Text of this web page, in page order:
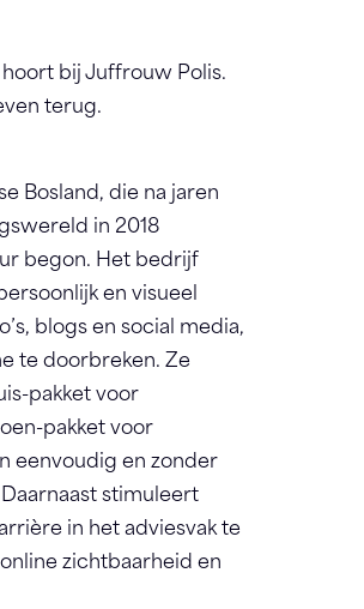
bij Juffrouw Polis.
terug.
Bosland, die na jaren
in 2018
begon. Het bedrijf
en visueel
blogs en social media,
te doorbreken. Ze
pakket voor
pakket voor
eenvoudig en zonder
stimuleert
in het adviesvak te
zichtbaarheid en